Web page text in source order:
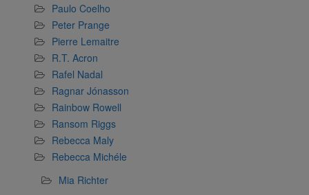
Paulo Coelho
Peter Prange
Pierre Lemaitre
R.T. Acron
Rafel Nadal
Ragnar Jónasson
Rainbow Rowell
Ransom Riggs
Rebecca Maly
Rebecca Michéle
Mia Richter